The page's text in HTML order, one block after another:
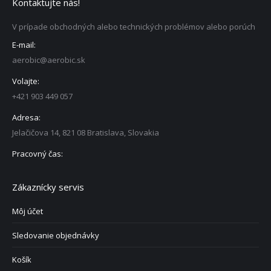
Kontaktujte nás!
V prípade obchodných alebo technických problémov alebo porúch
E-mail:
aerobic@aerobic.sk
Volajte:
+421 903 449 057
Adresa:
Jelačičova 14, 821 08 Bratislava, Slovakia
Pracovný čas:
Zákaznícky servis
Môj účet
Sledovanie objednávky
Košík